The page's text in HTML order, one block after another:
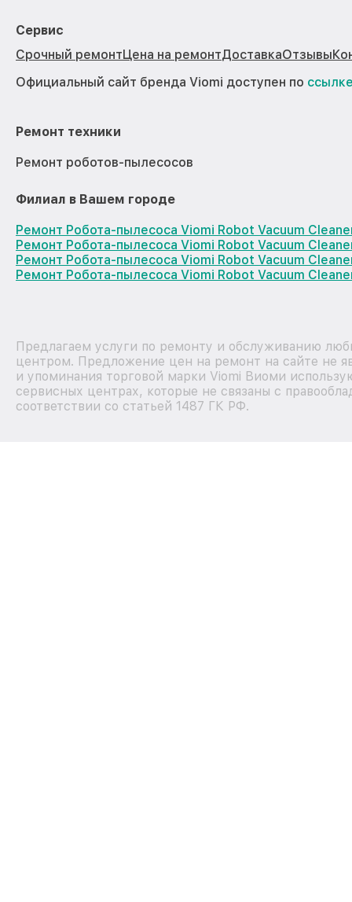
Сервис
Срочный ремонтЦена на ремонтДоставкаОтзывы
Официальный сайт бренда Viomi доступен по
Ремонт техники
Ремонт роботов-пылесосов
Филиал в Вашем городе
Ремонт Робота-пылесоса Viomi Robot Vacuum
Ремонт Робота-пылесоса Viomi Robot Vacuum
Ремонт Робота-пылесоса Viomi Robot Vacuum
Ремонт Робота-пылесоса Viomi Robot Vacuum
Предлагаем услуги по ремонту и обслуживанию
центром. Предложение цен на ремонт на сайте не
и упоминания торговой марки Viomi Виоми
сервисных центрах, которые не связаны с
соответствии со статьей 1487 ГК РФ.